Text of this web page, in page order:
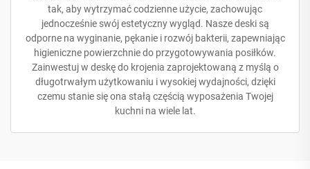
tak, aby wytrzymać codzienne użycie, zachowując
jednocześnie swój estetyczny wygląd. Nasze deski są
odporne na wyginanie, pękanie i rozwój bakterii, zapewniając
higieniczne powierzchnie do przygotowywania posiłków.
Zainwestuj w deskę do krojenia zaprojektowaną z myślą o
długotrwałym użytkowaniu i wysokiej wydajności, dzięki
czemu stanie się ona stałą częścią wyposażenia Twojej
kuchni na wiele lat.